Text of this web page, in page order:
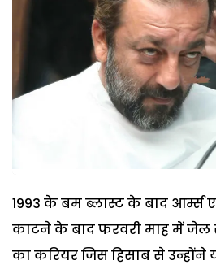
1993 के बम ब्लास्ट के बाद आर्म्स
काटने के बाद फरवरी माह में
का करियर जिस हिसाब से उन्होंने